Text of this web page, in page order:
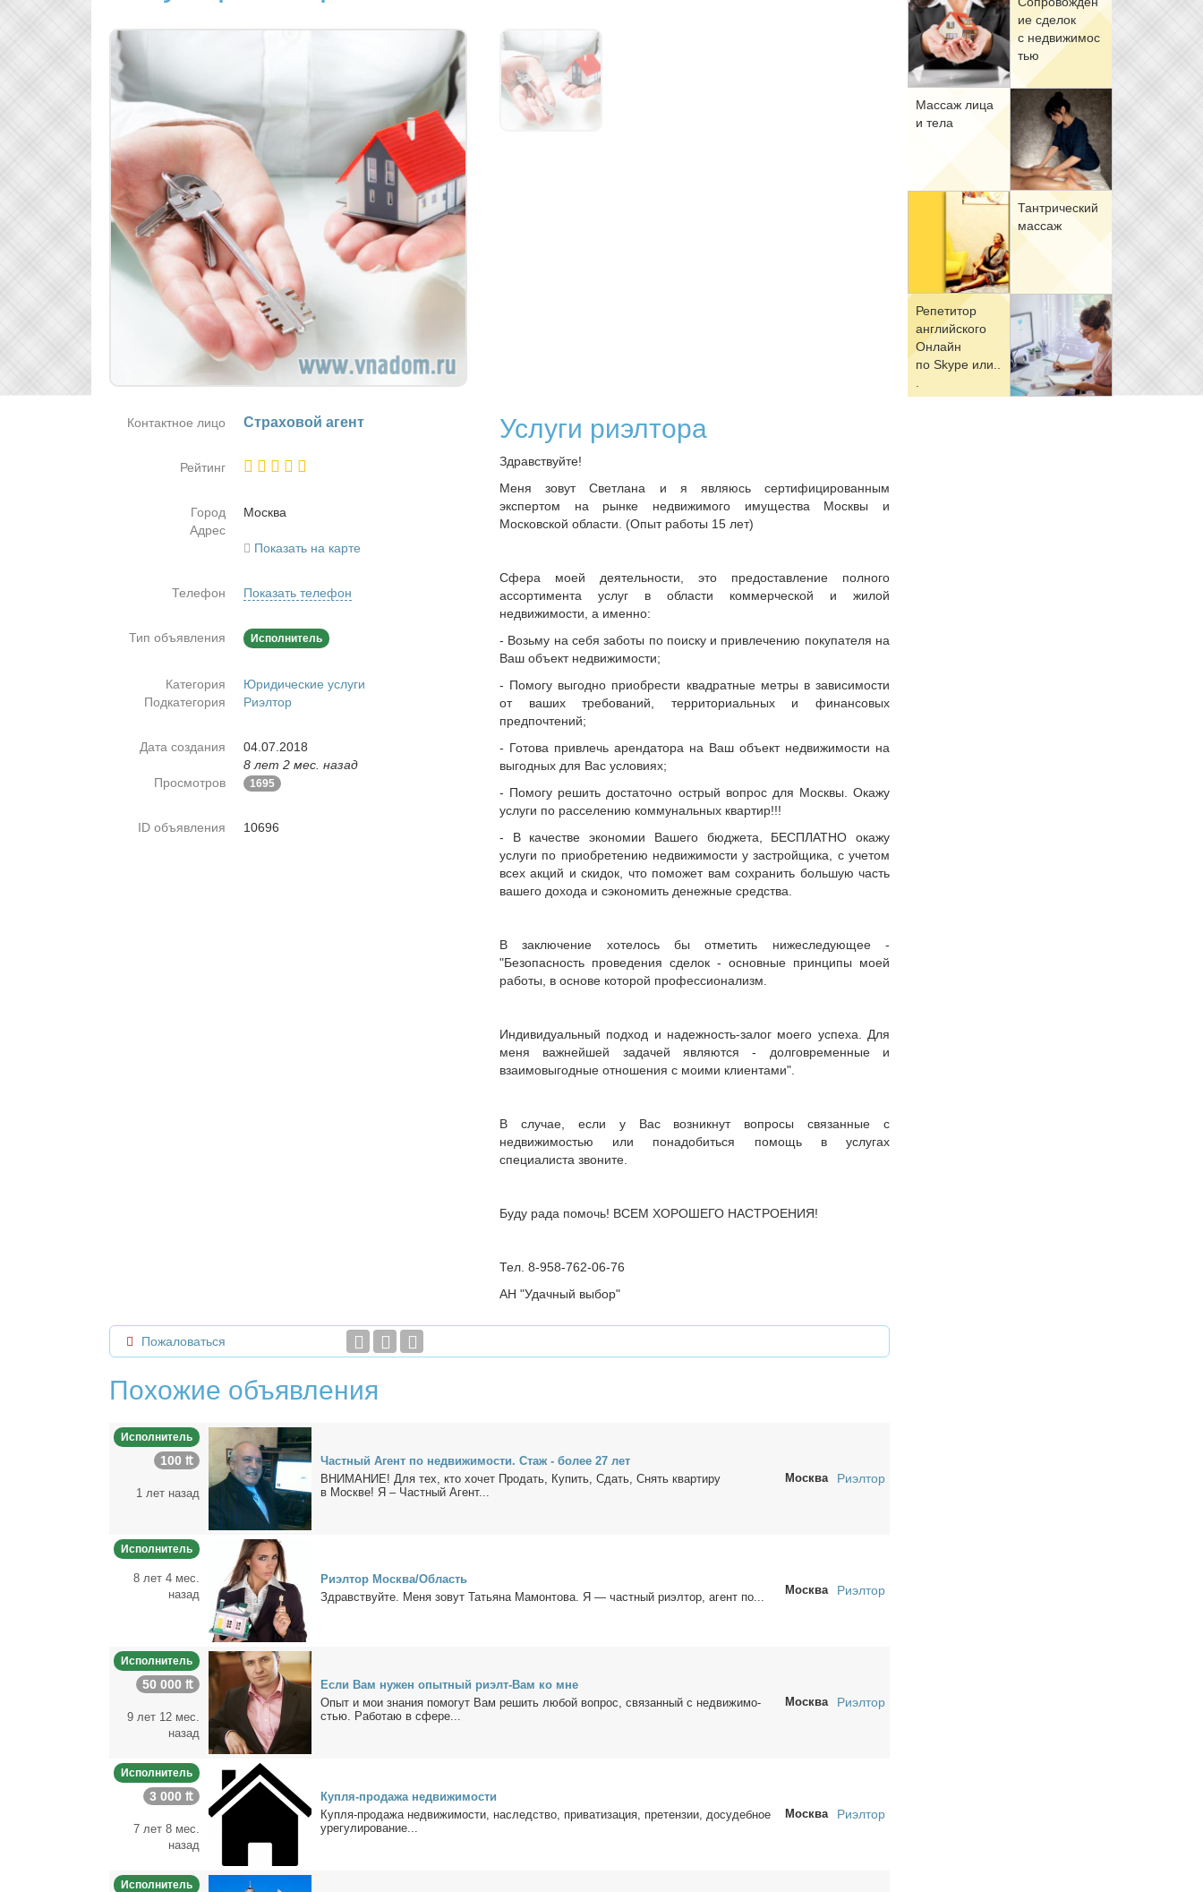
ие сде­лок
с недви­жи­мо­с
тью
Мас­саж ли­ца
и те­ла
Тан­три­че­ский
мас­саж
Ре­пе­ти­тор
ан­глий­ско­го
Он­лайн
по Skype или..
Услуги риэлтора
Здравствуйте!
Меня зовут Светлана и я являюсь сертифицированным
экспертом на рынке недвижимого имущества Москвы и
Московской области. (Опыт работы 15 лет)
Сфера моей деятельности, это предоставление полного
ассортимента услуг в области коммерческой и жилой
недвижимости, а именно:
- Возьму на себя заботы по поиску и привлечению покупателя на
Ваш объект недвижимости;
- Помогу выгодно приобрести квадратные метры в зависимости
от ваших требований, территориальных и финансовых
предпочтений;
- Готова привлечь арендатора на Ваш объект недвижимости на
выгодных для Вас условиях;
- Помогу решить достаточно острый вопрос для Москвы. Окажу
услуги по расселению коммунальных квартир!!!
- В качестве экономии Вашего бюджета, БЕСПЛАТНО окажу
услуги по приобретению недвижимости у застройщика, с учетом
всех акций и скидок, что поможет вам сохранить большую часть
вашего дохода и сэкономить денежные средства.
В заключение хотелось бы отметить нижеследующее -
"Безопасность проведения сделок - основные принципы моей
работы, в основе которой профессионализм.
Индивидуальный подход и надежность-залог моего успеха. Для
меня важнейшей задачей являются - долговременные и
взаимовыгодные отношения с моими клиентами".
В случае, если у Вас возникнут вопросы связанные с
недвижимостью или понадобиться помощь в услугах
специалиста звоните.
Буду рада помочь! ВСЕМ ХОРОШЕГО НАСТРОЕНИЯ!
Тел. 8-958-762-06-76
АН "Удачный выбор"
Контактное лицо Стра­хо­вой агент
Рейтинг
Город
Москва
Адрес
Показать на карте
Телефон Показать телефон
Тип объявления Исполнитель
Категория
Юридические услуги
Подкатегория
Риэлтор
Дата создания
04.07.2018
8 лет 2 мес. назад
Просмотров
1695
ID объявления 10696
Пожаловаться
Похожие объявления
Исполнитель
100 ₶
1 лет назад
Част­ный Агент по недви­жи­мо­сти. Стаж - бо­лее 27 лет
ВНИМАНИЕ! Для тех, кто хо­чет Про­дать, Ку­пить, Сдать, Снять квар­ти­ру
в Москве! Я – Част­ный Агент...
Москва Риэлтор
Исполнитель
8 лет 4 мес.
назад
Ри­эл­тор Москва/Об­ласть
Здрав­ствуй­те. Ме­ня зо­вут Та­тья­на Ма­мон­то­ва. Я — част­ный ри­эл­тор, агент по...
Москва Риэлтор
Исполнитель
50 000 ₶
9 лет 12 мес.
назад
Ес­ли Вам ну­жен опыт­ный ри­элт-Вам ко мне
Опыт и мои зна­ния по­мо­гут Вам ре­шить лю­бой во­прос, свя­зан­ный с недви­жи­мо­
стью. Ра­бо­таю в сфе­ре...
Москва Риэлтор
Исполнитель
3 000 ₶
7 лет 8 мес.
назад
Куп­ля-про­да­жа недви­жи­мо­сти
Куп­ля-про­да­жа недви­жи­мо­сти, на­след­ство, при­ва­ти­за­ция, пре­тен­зии, до­су­деб­ное
уре­гу­ли­ро­ва­ние...
Москва Риэлтор
Исполнитель